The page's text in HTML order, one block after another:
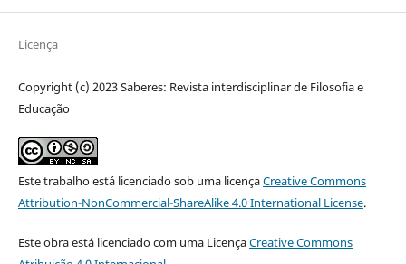
Licença
Copyright (c) 2023 Saberes: Revista interdisciplinar de Filosofia e
Educação
Este trabalho está licenciado sob uma licençaCreative Commons
Attribution-NonCommercial-ShareAlike 4.0 International License.
Este obra está licenciado com uma LicençaCreative Commons